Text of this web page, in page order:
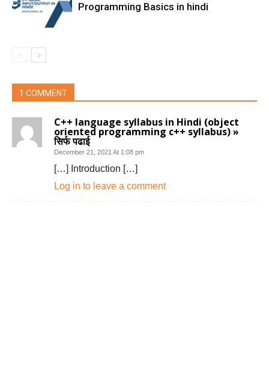
Programming Basics in hindi
1 COMMENT
C++ language syllabus in Hindi (object
oriented programming c++ syllabus) »
सिर्फ पढाई
December 21, 2021 At 1:08 pm
[…] Introduction […]
Log in to leave a comment